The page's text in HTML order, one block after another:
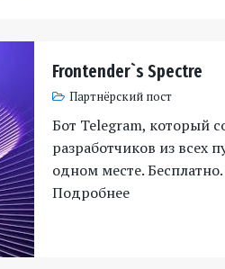
Frontender`s Spectre
Партнёрский пост
Бот Telegram, который
разработчиков из всех
одном месте.
Подробнее